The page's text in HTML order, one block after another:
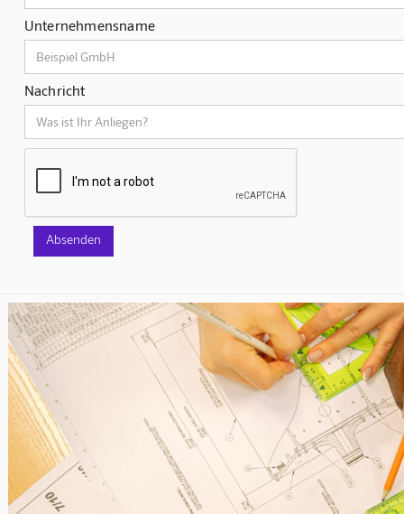
Unternehmensname
Nachricht